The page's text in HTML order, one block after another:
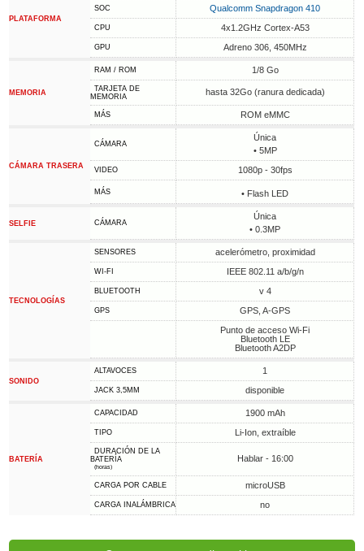
PLATAFORMA
SOC Qualcomm Snapdragon 410
CPU 4x1.2GHz Cortex-A53
GPU Adreno 306, 450MHz
MEMORIA
RAM / ROM 1/8 Go
TARJETA DE
MEMORIA
hasta 32Go (ranura dedicada)
MÁS ROM eMMC
CÁMARA TRASERA
CÁMARA
Única
• 5MP
VIDEO 1080p - 30fps
MÁS • Flash LED
SELFIE CÁMARA
Única
• 0.3MP
TECNOLOGÍAS
SENSORES acelerómetro, proximidad
WI-FI IEEE 802.11 a/b/g/n
BLUETOOTH v 4
GPS
GPS, A-GPS
Punto de acceso Wi-Fi
Bluetooth LE
Bluetooth A2DP
SONIDO
ALTAVOCES 1
JACK 3,5MM disponible
BATERÍA
CAPACIDAD 1900 mAh
TIPO Li-Ion, extraíble
DURACIÓN DE LA
BATERÍA
(horas)
Hablar - 16:00
CARGA POR CABLE microUSB
CARGA INALÁMBRICA no